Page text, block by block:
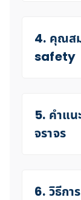
4. คุณส
safety
5. คำแน
จราจร
6. วิธีกา